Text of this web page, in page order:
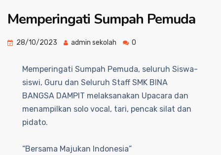
Memperingati Sumpah Pemuda
28/10/2023 admin sekolah 0
Memperingati Sumpah Pemuda, seluruh Siswa-
siswi, Guru dan Seluruh Staff SMK BINA
BANGSA DAMPIT melaksanakan Upacara dan
menampilkan solo vocal, tari, pencak silat dan
pidato.
“Bersama Majukan Indonesia”